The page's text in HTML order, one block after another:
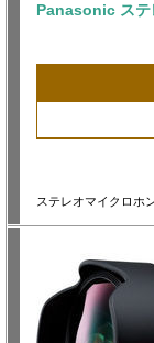
Panasonic ステ
ステレオマイクロホ